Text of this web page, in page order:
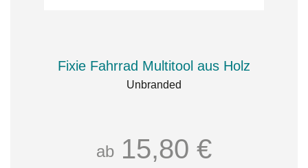
Fixie Fahrrad Multitool aus Holz
Unbranded
ab 15,80 €